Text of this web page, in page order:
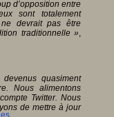
d’opposition entre
sont totalement
ne devrait pas être
traditionnelle »,
quasiment
Nous alimentons
Twitter. Nous
de mettre à jour